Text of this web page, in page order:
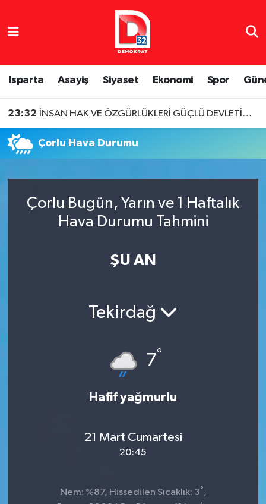
Isparta Asayiş Siyaset Ekonomi Spor
23:32 İNSAN HAK VE ÖZGÜRLÜKLERİ GÜÇLÜ DEVLETİN TEMELİDİR
Çorlu Hava Durumu
Çorlu Bugün, Yarın ve 1 Haftalık
Hava Durumu Tahmini
ŞU AN
Tekirdağ
7°
Hafif yağmurlu
21 Mart Cumartesi
20:45
Nem: %87, Hissedilen Sıcaklık: 3°,
Isparta Nöbetçi Eczaneler
Isparta Hava Durumu
Isparta Namaz Vakitleri
Tüm Manşetler
Son Dakika Haberleri